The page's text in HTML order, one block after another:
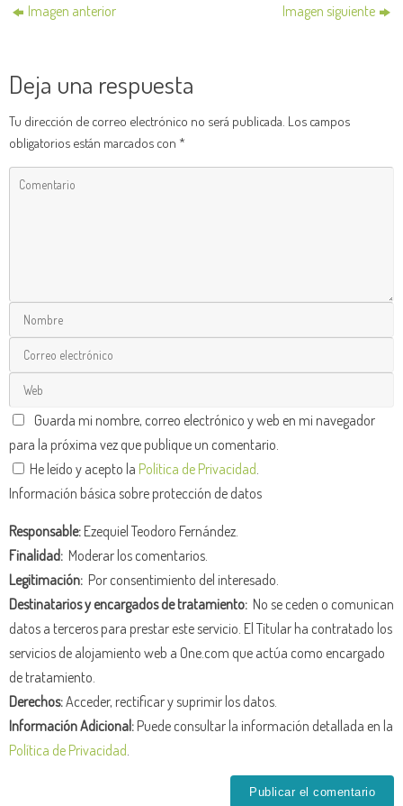
Imagen anterior Imagen siguiente
Deja una respuesta
Tu dirección de correo electrónico no será publicada. Los campos
obligatorios están marcados con *
Guarda mi nombre, correo electrónico y web en mi navegador
para la próxima vez que publique un comentario.
He leído y acepto la Política de Privacidad
Información básica sobre protección de datos
Responsable:Ezequiel Teodoro Fernández.
Finalidad: Moderar los comentarios.
Legitimación: Por consentimiento del interesado.
Destinatarios y encargados de tratamiento: No se ceden o comunican
datos a terceros para prestar este servicio. El Titular ha contratado los
servicios de alojamiento web a One.com que actúa como encargado
de tratamiento.
Derechos:Acceder, rectificar y suprimir los datos.
Información Adicional:Puede consultar la información detallada en la
Política de Privacidad